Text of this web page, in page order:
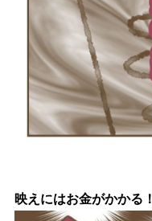
映えにはお金がかかる！